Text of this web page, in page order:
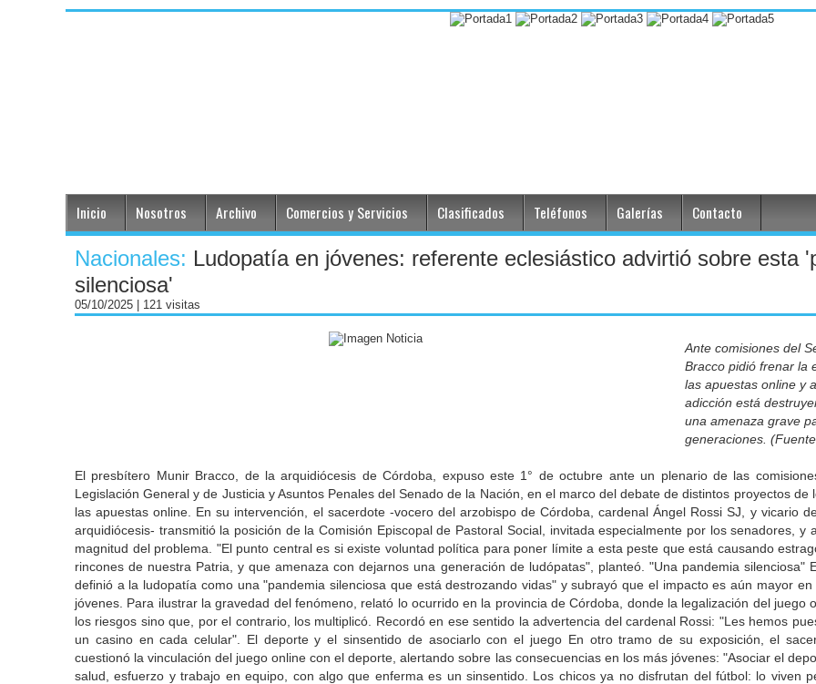
Inicio Nosotros Archivo Comercios y Servicios Clasificados Teléfonos Galerías Contacto
Nacionales: Ludopatía en jóvenes: referente eclesiástico advirtió sobre esta
silenciosa'
05/10/2025 | 121 visitas
Ante comisiones del
Bracco pidió frenar la
las apuestas online y
adicción está
una amenaza grave
generaciones.
El presbítero Munir Bracco, de la arquidiócesis de Córdoba, expuso este 1° de octubre ante un plenario de las
Legislación General y de Justicia y Asuntos Penales del Senado de la Nación, en el marco del debate de distintos proyectos de
las apuestas online. En su intervención, el sacerdote -vocero del arzobispo de Córdoba, cardenal Ángel Rossi SJ, y vicario
arquidiócesis- transmitió la posición de la Comisión Episcopal de Pastoral Social, invitada especialmente por los senadores, y
magnitud del problema. "El punto central es si existe voluntad política para poner límite a esta peste que está causando
rincones de nuestra Patria, y que amenaza con dejarnos una generación de ludópatas", planteó. "Una pandemia silenciosa"
definió a la ludopatía como una "pandemia silenciosa que está destrozando vidas" y subrayó que el impacto es aún mayor en
jóvenes. Para ilustrar la gravedad del fenómeno, relató lo ocurrido en la provincia de Córdoba, donde la legalización del juego
los riesgos sino que, por el contrario, los multiplicó. Recordó en ese sentido la advertencia del cardenal Rossi: "Les hemos
un casino en cada celular". El deporte y el sinsentido de asociarlo con el juego En otro tramo de su exposición, el
cuestionó la vinculación del juego online con el deporte, alertando sobre las consecuencias en los más jóvenes: "Asociar el
salud, esfuerzo y trabajo en equipo, con algo que enferma es un sinsentido. Los chicos ya no disfrutan del fútbol: lo viven